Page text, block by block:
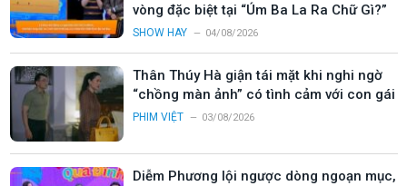
vòng đặc biệt tại “Úm Ba La Ra Chữ Gì?”
SHOW HAY 04/08/2026
Thân Thúy Hà giận tái mặt khi nghi ngờ
“chồng màn ảnh” có tình cảm với con gái
PHIM VIỆT 03/08/2026
Diễm Phương lội ngược dòng ngoạn mục,